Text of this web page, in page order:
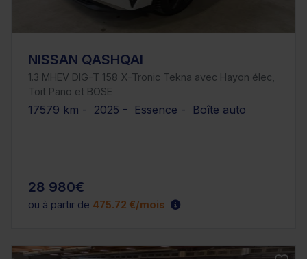
NISSAN QASHQAI
1.3 MHEV DIG-T 158 X-Tronic Tekna avec Hayon élec,
Toit Pano et BOSE
17579 km - 2025 - Essence - Boîte auto
28 980€
ou à partir de 475.72 €/mois